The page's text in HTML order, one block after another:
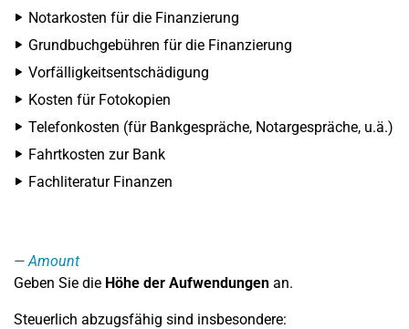
Notarkosten für die Finanzierung
Grundbuchgebühren für die Finanzierung
Vorfälligkeitsentschädigung
Kosten für Fotokopien
Telefonkosten (für Bankgespräche, Notargespräche, u.ä.)
Fahrtkosten zur Bank
Fachliteratur Finanzen
Amount
Geben Sie die Höhe der Aufwendungen an.
Steuerlich abzugsfähig sind insbesondere: